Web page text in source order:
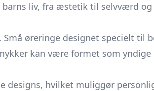
liv, fra æstetik til selvværd og
øreringe designet specielt til
kan være formet som
designs, hvilket muliggør